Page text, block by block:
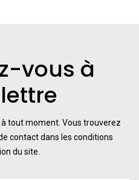
vous à
tout moment. Vous trouverez
contact dans les conditions
du site.